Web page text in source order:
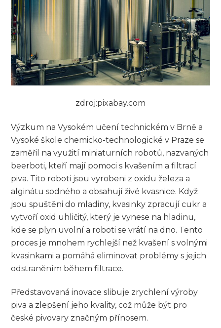
zdroj:pixabay.com
Výzkum na Vysokém učení technickém v Brně a
Vysoké škole chemicko-technologické v Praze se
zaměřil na využití miniaturních robotů, nazvaných
beerboti, kteří mají pomoci s kvašením a filtrací
piva. Tito roboti jsou vyrobeni z oxidu železa a
alginátu sodného a obsahují živé kvasnice. Když
jsou spuštěni do mladiny, kvasinky zpracují cukr a
vytvoří oxid uhličitý, který je vynese na hladinu,
kde se plyn uvolní a roboti se vrátí na dno. Tento
proces je mnohem rychlejší než kvašení s volnými
kvasinkami a pomáhá eliminovat problémy s jejich
odstraněním během filtrace.
Představovaná inovace slibuje zrychlení výroby
piva a zlepšení jeho kvality, což může být pro
české pivovary značným přínosem.